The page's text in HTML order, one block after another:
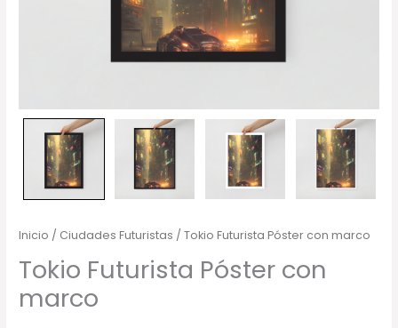
Inicio / Ciudades Futuristas / Tokio Futurista Póster con marco
Tokio Futurista Póster con
marco